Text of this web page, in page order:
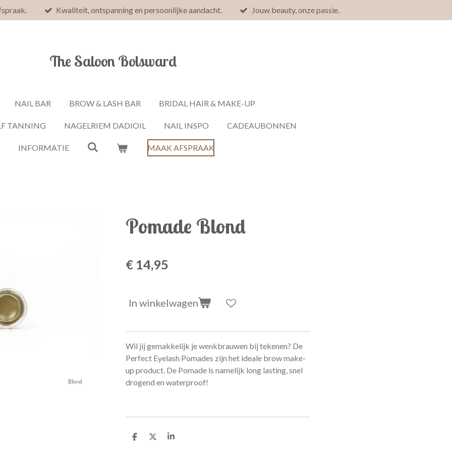
Kwaliteit, ontspanning en persoonlijke aandacht. Jouw beauty, onze passie.
The Saloon Bolsward
NAIL BAR BROW & LASH BAR BRIDAL HAIR & MAKE-UP
TANNING NAGELRIEM DADIOIL NAIL INSPO CADEAUBONNEN
INFORMATIE MAAK AFSPRAAK
Pomade Blond
€ 14,95
In winkelwagen
Wil jij gemakkelijk je wenkbrauwen bij tekenen? De
Perfect Eyelash Pomades zijn het ideale brow make-
up product. De Pomade is namelijk long lasting, snel
drogend en waterproof!
D
D
S